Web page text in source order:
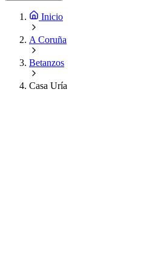
Inicio
A Coruña
Betanzos
Casa Uría